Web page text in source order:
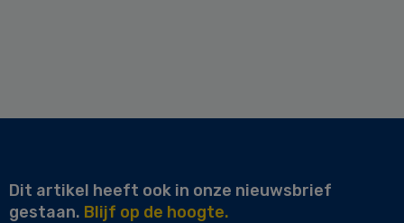
Dit artikel heeft ook in onze nieuwsbrief
gestaan. Blijf op de hoogte.